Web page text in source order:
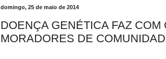
domingo, 25 de maio de 2014
DOENÇA GENÉTICA FAZ COM
MORADORES DE